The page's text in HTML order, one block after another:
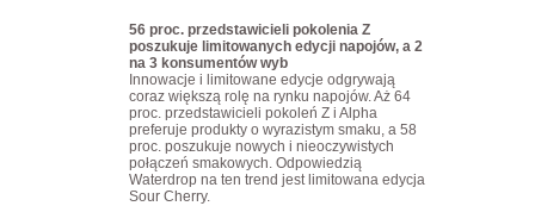
56 proc. przedstawicieli pokolenia Z
poszukuje limitowanych edycji napojów, a 2
na 3 konsumentów wyb
Innowacje i limitowane edycje odgrywają
coraz większą rolę na rynku napojów. Aż 64
proc. przedstawicieli pokoleń Z i Alpha
preferuje produkty o wyrazistym smaku, a 58
proc. poszukuje nowych i nieoczywistych
połączeń smakowych. Odpowiedzią
Waterdrop na ten trend jest limitowana edycja
Sour Cherry.